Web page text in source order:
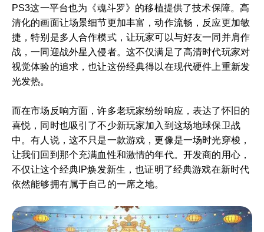
PS3这一平台也为《魂斗罗》的移植提供了技术保障。高
清化的画面让场景细节更加丰富，动作流畅，反应更加敏
捷，特别是多人合作模式，让玩家可以与好友一同并肩作
战，一同迎战外星入侵者。这不仅满足了高清时代玩家对
视觉体验的追求，也让这份经典得以在现代硬件上重新发
光发热。
而在市场反响方面，许多老玩家纷纷响应，表达了怀旧的
喜悦，同时也吸引了不少新玩家加入到这场地球保卫战
中。有人说，这不只是一款游戏，更像是一场时光穿梭，
让我们回到那个充满血性和激情的年代。开发商的用心，
不仅让这个经典IP焕发新生，也证明了经典游戏在新时代
依然能够拥有属于自己的一席之地。